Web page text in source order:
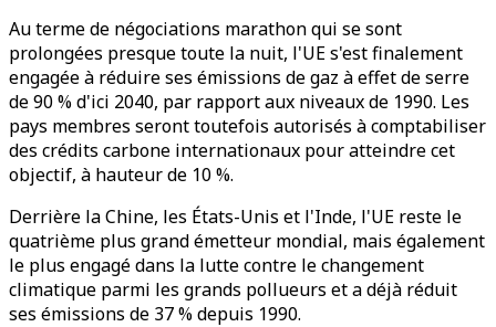
Au terme de négociations marathon qui se sont
prolongées presque toute la nuit, l'UE s'est finalement
engagée à réduire ses émissions de gaz à effet de serre
de 90 % d'ici 2040, par rapport aux niveaux de 1990. Les
pays membres seront toutefois autorisés à comptabiliser
des crédits carbone internationaux pour atteindre cet
objectif, à hauteur de 10 %.
Derrière la Chine, les États-Unis et l'Inde, l'UE reste le
quatrième plus grand émetteur mondial, mais également
le plus engagé dans la lutte contre le changement
climatique parmi les grands pollueurs et a déjà réduit
ses émissions de 37 % depuis 1990.